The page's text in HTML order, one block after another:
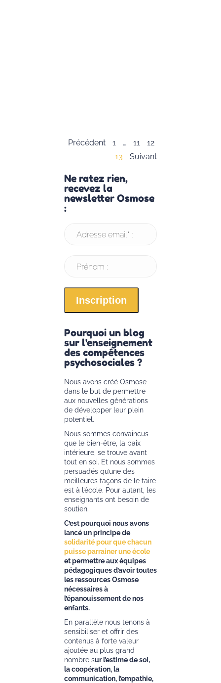
Précédent 1 … 11
12
13
Suivant
Ne ratez rien,
recevez la
newsletter Osmose
:
Adresse email* :
Prénom :
Pourquoi un blog
sur l'enseignement
des compétences
psychosociales ?
Nous avons créé Osmose
dans le but de permettre
aux nouvelles générations
de développer leur plein
potentiel.
Nous sommes convaincus
que le bien-être, la paix
intérieure, se trouve avant
tout en soi. Et nous sommes
persuadés qu’une des
meilleures façons de le faire
est à l’école. Pour autant, les
enseignants ont besoin de
soutien.
C’est pourquoi nous avons
lancé un principe de
solidarité pour que chacun
puisse parrainer une école
et permettre aux équipes
pédagogiques d’avoir toutes
les ressources Osmose
nécessaires à
l’épanouissement de nos
enfants.
En parallèle nous tenons à
sensibiliser et offrir des
contenus à forte valeur
ajoutée au plus grand
nombre sur l’estime de soi,
la coopération, la
communication, l’empathie,